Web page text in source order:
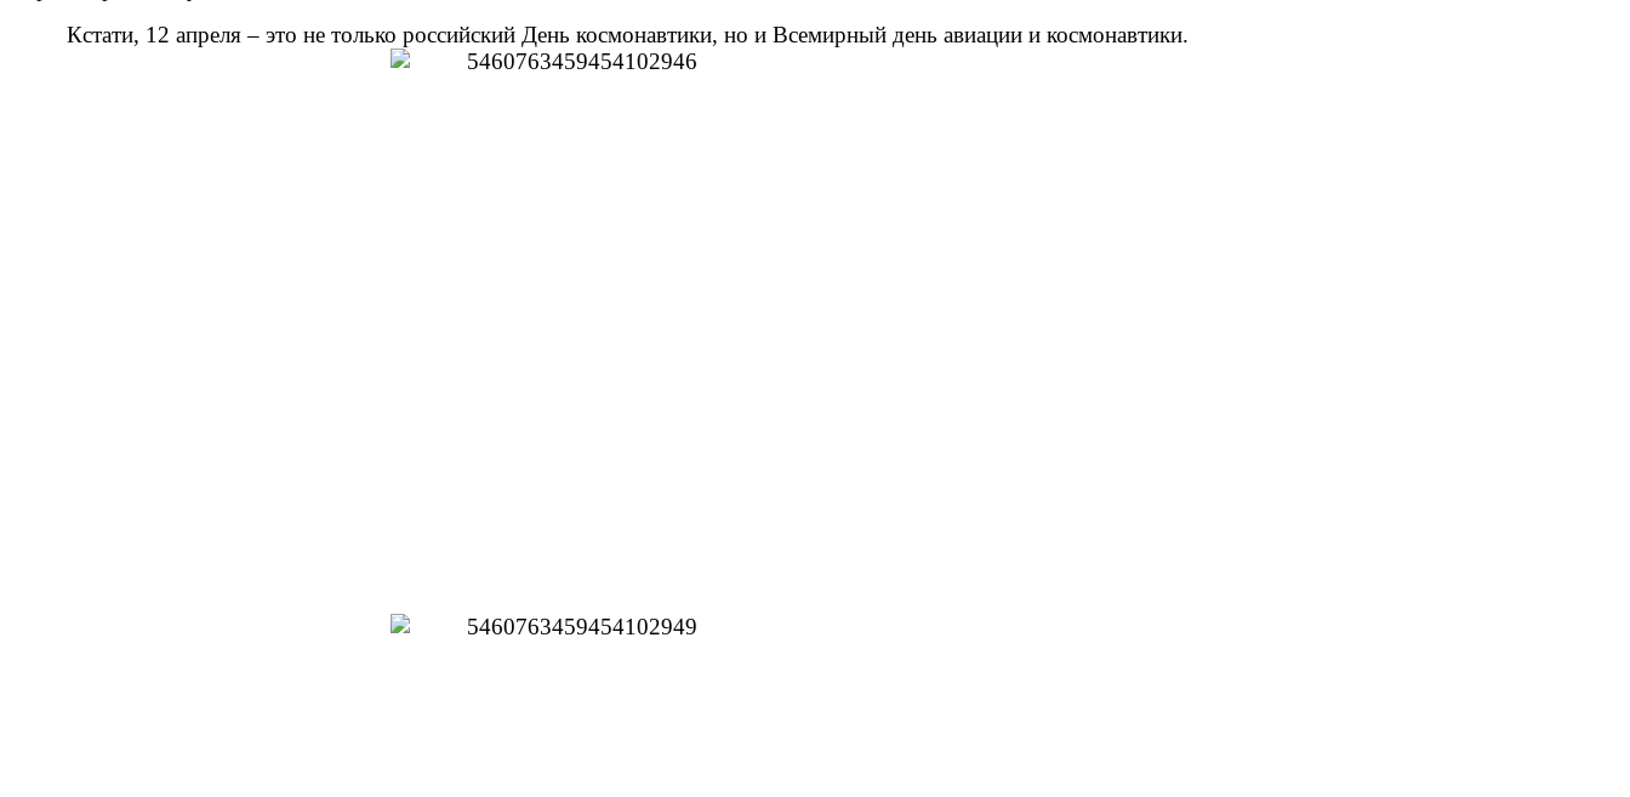
Кстати, 12 апреля – это не только российский День космонавтики, но и Всемирный день авиации и космонавтики.